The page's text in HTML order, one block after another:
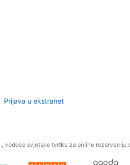
Prijava u ekstranet
vodeće svjetske tvrtke za online rezervaciju